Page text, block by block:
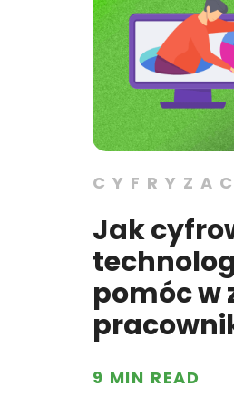
Jak
pomóc
9 MIN READ